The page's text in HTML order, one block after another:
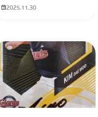
2025.11.30